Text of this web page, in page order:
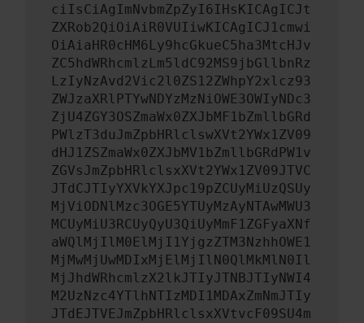
ciIsCiAgImNvbmZpZyI6IHsKICAgICJt
ZXRob2QiOiAiR0VUIiwKICAgICJ1cmwi
OiAiaHR0cHM6Ly9hcGkueC5ha3MtcHJv
ZC5hdWRhcmlzLm5ldC92MS9jbGllbnRz
LzIyNzAvd2Vic2l0ZS12ZWhpY2xlcz93
ZWJzaXRlPTYwNDYzMzNiOWE3OWIyNDc3
ZjU4ZGY3OSZmaWx0ZXJbMF1bZmllbGRd
PWlzT3duJmZpbHRlclswXVt2YWx1ZV09
dHJ1ZSZmaWx0ZXJbMV1bZmllbGRdPW1v
ZGVsJmZpbHRlclsxXVt2YWx1ZV09JTVC
JTdCJTIyYXVkYXJpc19pZCUyMiUzQSUy
MjViODNlMzc3OGE5YTUyMzAyNTAwMWU3
MCUyMiU3RCUyQyU3QiUyMmF1ZGFyaXNf
aWQlMjIlM0ElMjI1YjgzZTM3NzhhOWE1
MjMwMjUwMDIxMjElMjIlN0QlMkMlN0Il
MjJhdWRhcmlzX2lkJTIyJTNBJTIyNWI4
M2UzNzc4YTlhNTIzMDI1MDAxZmNmJTIy
JTdEJTVEJmZpbHRlclsxXVtvcF09SU4m